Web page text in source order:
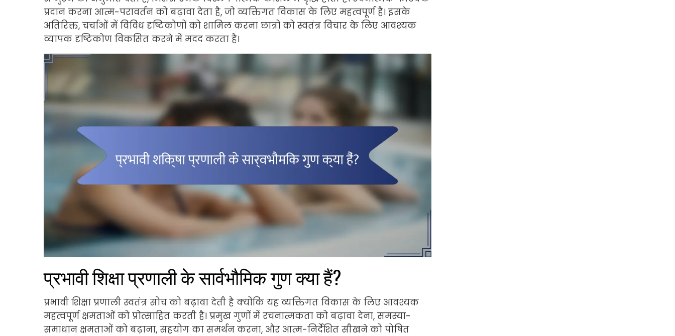
प्रदान करना आत्म-परावर्तन को बढ़ावा देता है, जो व्यक्तिगत विकास के लिए महत्वपूर्ण है। इसके
अतिरिक्त, चर्चाओं में विविध दृष्टिकोणों को शामिल करना छात्रों को स्वतंत्र विचार के लिए आवश्यक
व्यापक दृष्टिकोण विकसित करने में मदद करता है।
प्रभावी शिक्षा प्रणाली के सार्वभौमिक गुण क्या हैं?
प्रभावी शिक्षा प्रणाली स्वतंत्र सोच को बढ़ावा देती है क्योंकि यह व्यक्तिगत विकास के लिए आवश्यक
महत्वपूर्ण क्षमताओं को प्रोत्साहित करती है। प्रमुख गुणों में रचनात्मकता को बढ़ावा देना, समस्या-
समाधान क्षमताओं को बढ़ाना, सहयोग का समर्थन करना, और आत्म-निर्देशित सीखने को पोषित